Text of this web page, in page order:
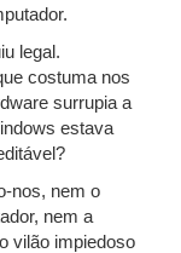
legal.
costuma nos
surrupia a
estava
nos, nem o
nem a
vilão impiedoso